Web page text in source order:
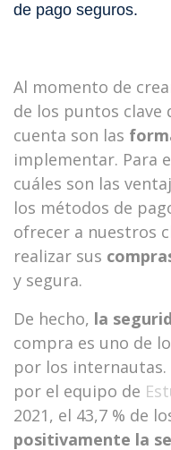
de pago seguros.
Al momento de
de los puntos clave
cuenta son las
implementar. Para
cuáles son las
los métodos de
ofrecer a nuestros
realizar sus
y segura.
De hecho, la
compra es uno de
por los
por el equipo de
2021, el 43,7 % de
positivamente la